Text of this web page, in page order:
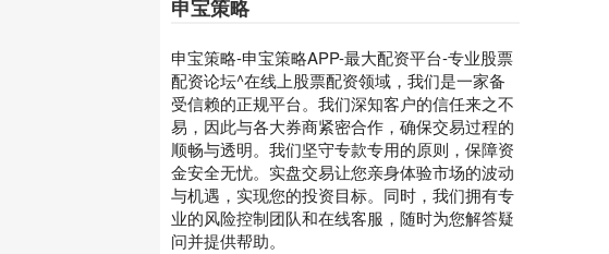
申宝策略
申宝策略-申宝策略APP-最大配资平台-专业股票
配资论坛^在线上股票配资领域，我们是一家备
受信赖的正规平台。我们深知客户的信任来之不
易，因此与各大券商紧密合作，确保交易过程的
顺畅与透明。我们坚守专款专用的原则，保障资
金安全无忧。实盘交易让您亲身体验市场的波动
与机遇，实现您的投资目标。同时，我们拥有专
业的风险控制团队和在线客服，随时为您解答疑
问并提供帮助。